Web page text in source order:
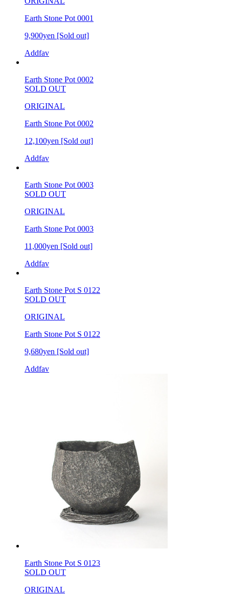
Earth Stone Pot 0001
9,900yen [Sold out]
Addfav
Earth Stone Pot 0002
SOLD OUT
ORIGINAL
Earth Stone Pot 0002
12,100yen [Sold out]
Addfav
Earth Stone Pot 0003
SOLD OUT
ORIGINAL
Earth Stone Pot 0003
11,000yen [Sold out]
Addfav
Earth Stone Pot S 0122
SOLD OUT
ORIGINAL
Earth Stone Pot S 0122
9,680yen [Sold out]
Addfav
Earth Stone Pot S 0123
SOLD OUT
ORIGINAL